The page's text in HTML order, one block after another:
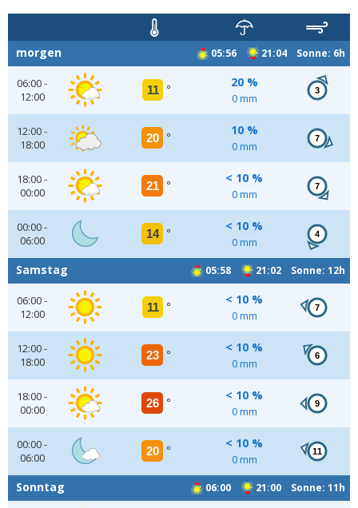
05:56 21:04 Sonne: 6h
morgen
06:00 -
12:00
11 °
20 %
0 mm
3
12:00 -
18:00
20 °
10 %
0 mm
7
18:00 -
00:00
21 °
< 10 %
0 mm
7
00:00 -
06:00
14 °
< 10 %
0 mm
4
05:58 21:02 Sonne: 12h
Samstag
06:00 -
12:00
11 °
< 10 %
0 mm
7
12:00 -
18:00
23 °
< 10 %
0 mm
6
18:00 -
00:00
26 °
< 10 %
0 mm
9
00:00 -
06:00
20 °
< 10 %
0 mm
11
06:00 21:00 Sonne: 11h
Sonntag